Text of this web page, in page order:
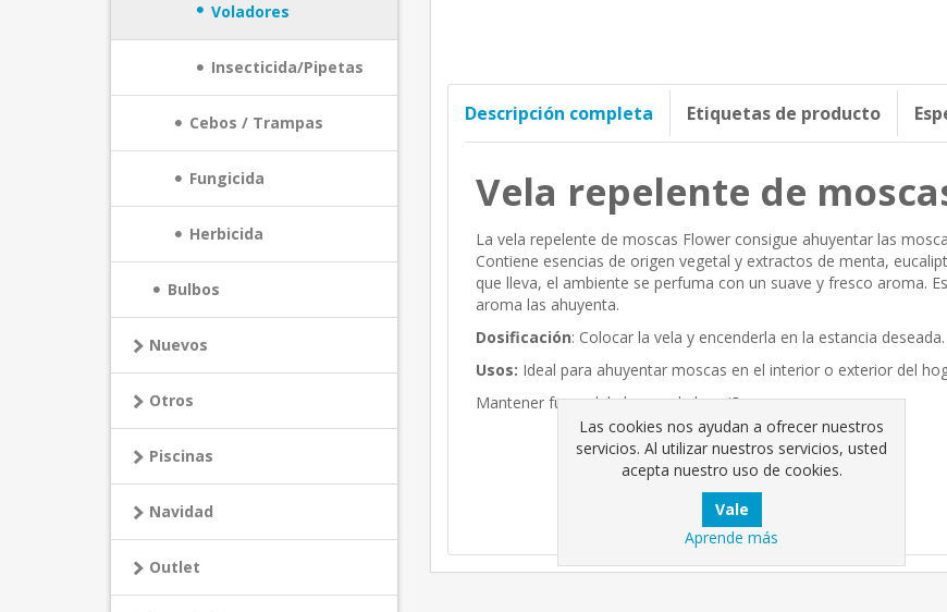
Descripción completa Etiquetas de producto
Vela repelente de
La vela repelente de moscas Flower consigue ahuyentar las
Contiene esencias de origen vegetal y extractos de menta,
que lleva, el ambiente se perfuma con un suave y fresco aroma.
aroma las ahuyenta.
Dosificación: Colocar la vela y encenderla en la estancia deseada.
Usos: Ideal para ahuyentar moscas en el interior o exterior del
Mantener fuera del alcance de los niños.
Voladores
Insecticida/Pipetas
Cebos / Trampas
Fungicida
Herbicida
Bulbos
Nuevos
Otros
Piscinas
Navidad
Outlet
Las cookies nos ayudan a ofrecer nuestros
servicios. Al utilizar nuestros servicios, usted
acepta nuestro uso de cookies.
Aprende más